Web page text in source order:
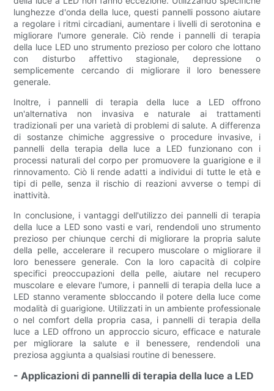
lunghezze d'onda della luce, questi pannelli possono aiutare
a regolare i ritmi circadiani, aumentare i livelli di serotonina e
migliorare l'umore generale. Ciò rende i pannelli di terapia
della luce LED uno strumento prezioso per coloro che lottano
con disturbo affettivo stagionale, depressione o
semplicemente cercando di migliorare il loro benessere
generale.
Inoltre, i pannelli di terapia della luce a LED offrono
un'alternativa non invasiva e naturale ai trattamenti
tradizionali per una varietà di problemi di salute. A differenza
di sostanze chimiche aggressive o procedure invasive, i
pannelli della terapia della luce a LED funzionano con i
processi naturali del corpo per promuovere la guarigione e il
rinnovamento. Ciò li rende adatti a individui di tutte le età e
tipi di pelle, senza il rischio di reazioni avverse o tempi di
inattività.
In conclusione, i vantaggi dell'utilizzo dei pannelli di terapia
della luce a LED sono vasti e vari, rendendoli uno strumento
prezioso per chiunque cerchi di migliorare la propria salute
della pelle, accelerare il recupero muscolare o migliorare il
loro benessere generale. Con la loro capacità di colpire
specifici preoccupazioni della pelle, aiutare nel recupero
muscolare e elevare l'umore, i pannelli di terapia della luce a
LED stanno veramente sbloccando il potere della luce come
modalità di guarigione. Utilizzati in un ambiente professionale
o nel comfort della propria casa, i pannelli di terapia della
luce a LED offrono un approccio sicuro, efficace e naturale
per migliorare la salute e il benessere, rendendoli una
preziosa aggiunta a qualsiasi routine di benessere.
- Applicazioni di pannelli di terapia della luce a LED